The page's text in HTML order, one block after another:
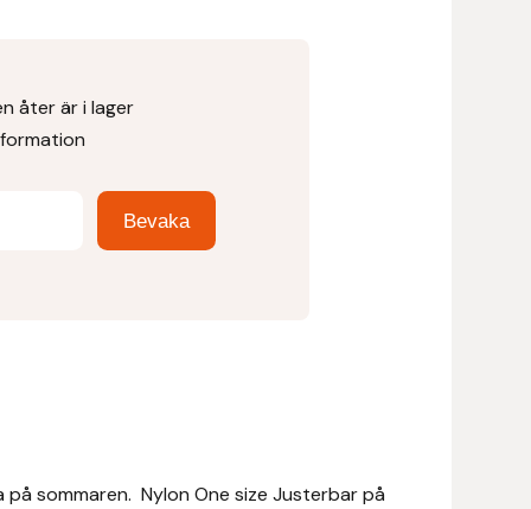
åter är i lager
sommaren. Nylon One size Justerbar på